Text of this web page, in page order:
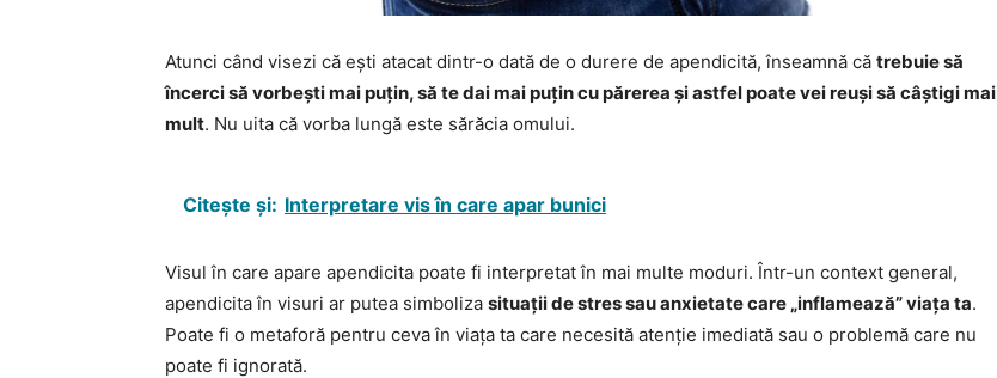
Atunci când visezi că ești atacat dintr-o dată de o durere de apendicită, înseamnă că trebuie să
încerci să vorbești mai puțin, să te dai mai puțin cu părerea și astfel poate vei reuși să câștigi mai
mult. Nu uita că vorba lungă este sărăcia omului.
Citește și: Interpretare vis în care apar bunici
Visul în care apare apendicita poate fi interpretat în mai multe moduri. Într-un context general,
apendicita în visuri ar putea simboliza situații de stres sau anxietate care „inflamează” viața ta.
Poate fi o metaforă pentru ceva în viața ta care necesită atenție imediată sau o problemă care nu
poate fi ignorată.